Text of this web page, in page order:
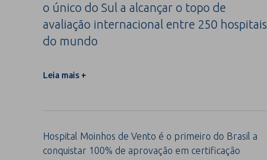
o único do Sul a alcançar o topo de
avaliação internacional entre 250 hospitais
do mundo
Leia mais +
Hospital Moinhos de Vento é o primeiro do Brasil a
conquistar 100% de aprovação em certificação